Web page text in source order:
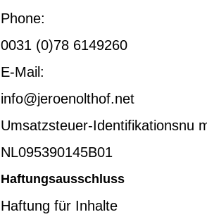
Phone:
0031 (0)78 6149260
E-Mail:
info@jeroenolthof.net
Umsatzsteuer-Identifikationsnu
NL095390145B01
Haftungsausschluss
Haftung für Inhalte